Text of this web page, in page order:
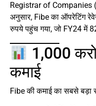
Registrar of Companies
अनुसार, Fibe का ऑपरेटिंग
रुपये पहुंच गया, जो FY24 में
1,000
कमाई
Fibe की कमाई का सबसे बड़ा